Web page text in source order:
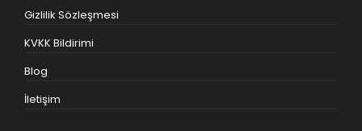
Gizlilik Sözleşmesi
KVKK Bildirimi
Blog
İletişim